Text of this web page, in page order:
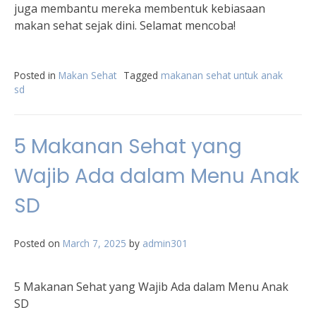
juga membantu mereka membentuk kebiasaan
makan sehat sejak dini. Selamat mencoba!
Posted in Makan Sehat Tagged makanan sehat untuk anak
sd
5 Makanan Sehat yang
Wajib Ada dalam Menu Anak
SD
Posted on March 7, 2025 by admin301
5 Makanan Sehat yang Wajib Ada dalam Menu Anak
SD